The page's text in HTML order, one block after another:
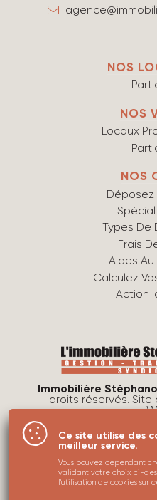
NOS
NOS
Locaux
NOS
Déposez
Types De
Frais
Aides
Calculez
Action
Immobilière
droits réservés. Site
Protection
Plan
Ce site utilise des
meilleur service.
Vous pouvez cependant
validant votre choix ci-
l'utilisation de cookies sur